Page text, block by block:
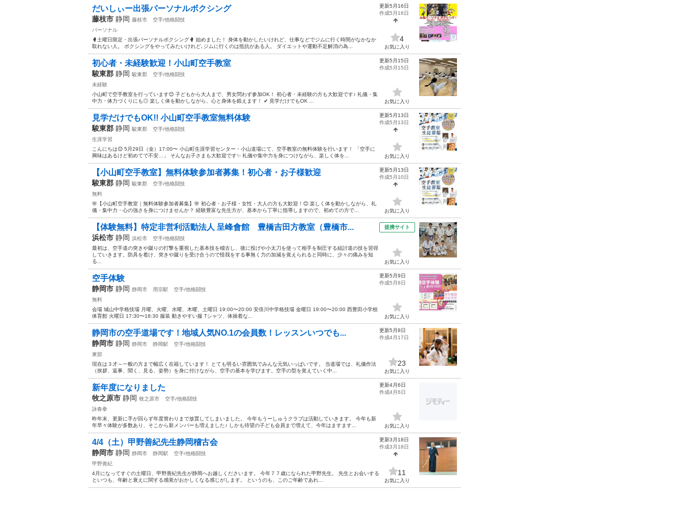
だいしぃー出張パーソナルボクシング
藤枝市 静岡 藤枝市
空手/他格闘技
パーソナル
🥊土曜日限定・出張パーソナルボクシング🥊 始めました！ 身体を動かしたいけれど、仕事などでジムに行く時間がなかなか
取れない人。 ボクシングをやってみたいけれど､ジムに行くのは抵抗がある人。 ダイエットや運動不足解消の為...
更新5月16日
作成5月16日
4
お気に入り
初心者・未経験歓迎！小山町空手教室
駿東郡 静岡 駿東郡
空手/他格闘技
未経験
小山町で空手教室を行っています😊 子どもから大人まで、男女問わず参加OK！ 初心者・未経験の方も大歓迎です♪ 礼儀・集
中力・体力づくりにも◎ 楽しく体を動かしながら、心と身体を鍛えます！ ✔ 見学だけでもOK ...
更新5月15日
作成5月15日
お気に入り
見学だけでもOK!! 小山町空手教室無料体験
駿東郡 静岡 駿東郡
空手/他格闘技
生涯学習
こんにちは😊 5月29日（金）17:00〜 小山町生涯学習センター・小山道場にて、空手教室の無料体験を行います！ 「空手に
興味はあるけど初めてで不安…」 そんなお子さまも大歓迎です✨ 礼儀や集中力を身につけながら、楽しく体を...
更新5月13日
作成5月13日
お気に入り
【小山町空手教室】無料体験参加者募集！初心者・お子様歓迎
駿東郡 静岡 駿東郡
空手/他格闘技
無料
🌸【小山町空手教室｜無料体験参加者募集】🌸 初心者・お子様・女性・大人の方も大歓迎！😊 楽しく体を動かしながら、礼
儀・集中力・心の強さを身につけませんか？ 経験豊富な先生方が、基本から丁寧に指導しますので、初めての方で...
更新5月13日
作成5月10日
お気に入り
【体験無料】特定非営利活動法人 呈峰會館 豊橋吉田方教室（豊橋市...
浜松市 静岡 浜松市
空手/他格闘技
最初は、空手道の突きや蹴りの打撃を重視した基本技を稽古し、後に投げや小太刀を使って相手を制圧する組討道の技を習得
していきます。防具を着け、突きや蹴りを受け合うので怪我をする事無く力の加減を覚えられると同時に、少々の痛みを知
る...
提携サイト
お気に入り
空手体験
静岡市 静岡 静岡市 用宗駅
空手/他格闘技
無料
会場 城山中学格技場 月曜、火曜、水曜、木曜、土曜日 19:00〜20:00 安倍川中学格技場 金曜日 19:00〜20:00 西豊田小学校
体育館 火曜日 17:30〜18:30 服装 動きやすい服 Tシャツ、体操着な...
更新5月9日
作成5月8日
お気に入り
静岡市の空手道場です！地域人気NO.1の会員数！レッスンいつでも...
静岡市 静岡 静岡市 静岡駅
空手/他格闘技
東部
現在は３才～一般の方まで幅広く在籍しています！ とても明るい雰囲気でみんな元気いっぱいです。 当道場では、礼儀作法
（挨拶、返事、聞く、見る、姿勢）を身に付けながら、空手の基本を学びます。空手の型を覚えていく中...
更新5月8日
作成4月17日
23
お気に入り
新年度になりました
牧之原市 静岡 牧之原市
空手/他格闘技
詠春拳
昨年末、更新に手が回らず年度替わりまで放置してしまいました。 今年もうーしゅうクラブは活動していきます。 今年も新
年早々体験が多数あり、そこから新メンバーも増えました♪ しかも待望の子ども会員まで増えて、今年はますます...
更新4月6日
作成4月6日
お気に入り
4/4（土）甲野善紀先生静岡稽古会
静岡市 静岡 静岡市 静岡駅
空手/他格闘技
甲野善紀
4月になってすぐの土曜日、甲野善紀先生が静岡へお越しくださいます。 今年７７歳になられた甲野先生。 先生とお会いする
といつも、年齢と衰えに関する感覚がおかしくなる感じがします。 というのも、このご年齢であれ...
更新3月18日
作成3月18日
11
お気に入り